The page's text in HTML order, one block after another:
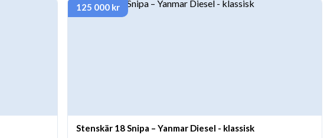
125 000 kr
Stenskär 18 Snipa – Yanmar Diesel - klassisk